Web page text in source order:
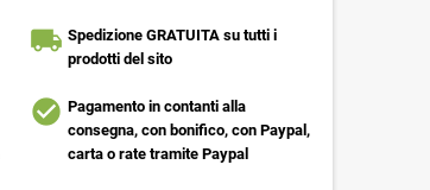
local_shipping Spedizione GRATUITA su tutti i
prodotti del sito
check_circle Pagamento in contanti alla
consegna, con bonifico, con Paypal,
carta o rate tramite Paypal